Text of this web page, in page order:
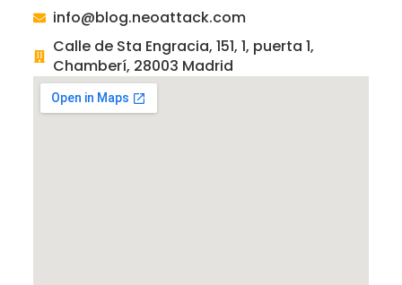
info@blog.neoattack.com
Calle de Sta Engracia, 151, 1, puerta 1,
Chamberí, 28003 Madrid